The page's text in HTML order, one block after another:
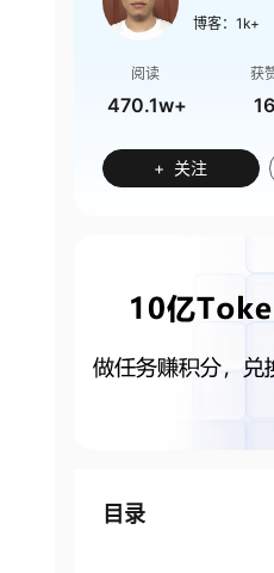
博客： 1k+
阅读
470.1w+
获
16
+ 关注
目录